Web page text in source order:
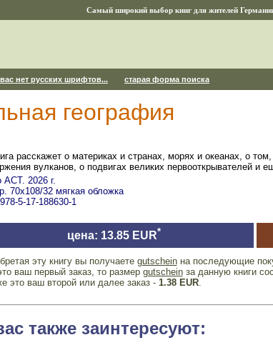
Самый широкий выбор книг для жителей
нет русских шрифтов... старая форма поиска
география
расскажет о материках и странах, морях и океанах, о
вулканов, о подвигах великих первооткрывателей и
АСТ. 2026 г.
70x108/32 мягкая обложка
5-17-188630-1
цена: 13.85 EUR*
эту книгу вы получаете gutscheinна последующие
ваш первый заказ, то размер gutscheinза данную книги
это ваш второй или далее заказ - 1.38 EUR.
также заинтересуют: